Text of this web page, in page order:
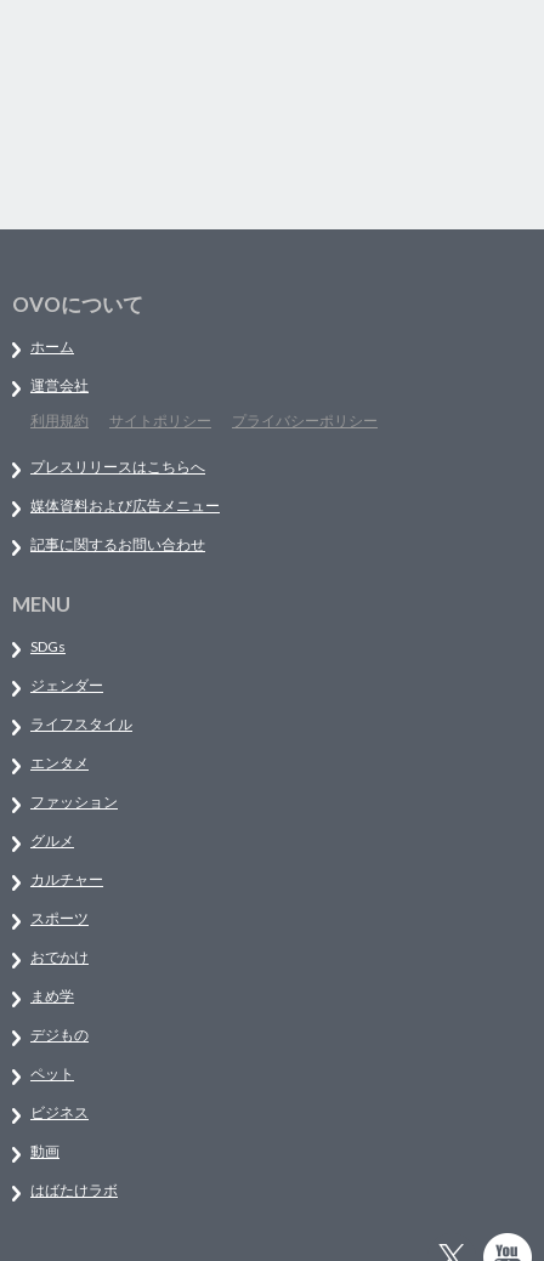
OVOについて
ホーム
運営会社
利用規約
サイトポリシー プライバシーポリシー
プレスリリースはこちらへ
媒体資料および広告メニュー
記事に関するお問い合わせ
MENU
SDGs
ジェンダー
ライフスタイル
エンタメ
ファッション
グルメ
カルチャー
スポーツ
おでかけ
まめ学
デジもの
ペット
ビジネス
動画
はばたけラボ